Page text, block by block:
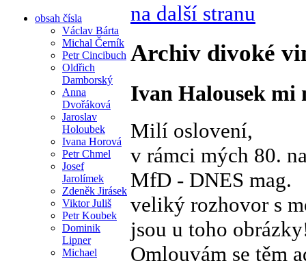
obsah čísla
Václav Bárta
Michal Černík
Petr Cincibuch
Oldřich
Damborský
Anna
Dvořáková
Jaroslav
Holoubek
Ivana Horová
Petr Chmel
Josef
Jarolímek
Zdeněk Jirásek
Viktor Juliš
Petr Koubek
Dominik
Lipner
Michael
na další stranu
Archiv divoké
Ivan Halousek mi
Milí oslovení,
v rámci mých 80.
MfD - DNES mag.
veliký rozhovor s
jsou u toho
Omlouvám se těm